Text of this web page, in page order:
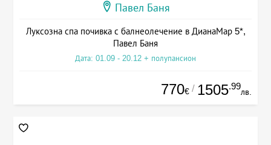
Павел Баня
Луксозна спа почивка с балнеолечение в ДианаМар 5*,
Павел Баня
Дата: 01.09 - 20.12 + полупансион
770€ / 1505.99
лв.